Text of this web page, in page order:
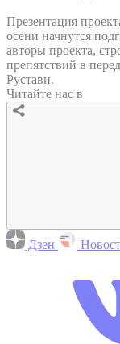
Презентация
осени начнутся
авторы проекта,
препятствий в
Рустави.
Читайте нас в
Дзен